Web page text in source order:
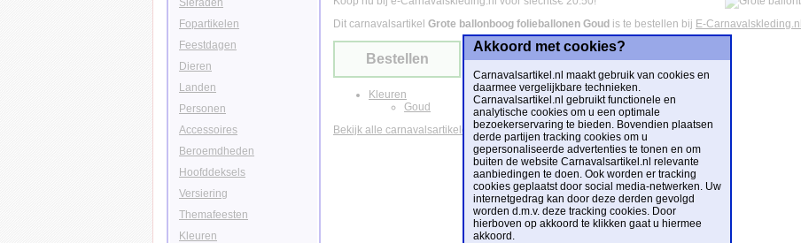
Dit carnavalsartikel Grote ballonboog folieballonen Goud is te bestellen bij E-Carnavalskleding.nl
Bestellen
Kleuren
Goud
Bekijk alle carnavalsartikelen
Sieraden
Fopartikelen
Feestdagen
Dieren
Landen
Personen
Accessoires
Beroemdheden
Hoofddeksels
Versiering
Themafeesten
Kleuren
Akkoord met cookies?
Carnavalsartikel.nl maakt gebruik van cookies en
daarmee vergelijkbare technieken.
Carnavalsartikel.nl gebruikt functionele en
analytische cookies om u een optimale
bezoekerservaring te bieden. Bovendien plaatsen
derde partijen tracking cookies om u
gepersonaliseerde advertenties te tonen en om
buiten de website Carnavalsartikel.nl relevante
aanbiedingen te doen. Ook worden er tracking
cookies geplaatst door social media-netwerken. Uw
internetgedrag kan door deze derden gevolgd
worden d.m.v. deze tracking cookies. Door
hierboven op akkoord te klikken gaat u hiermee
akkoord.